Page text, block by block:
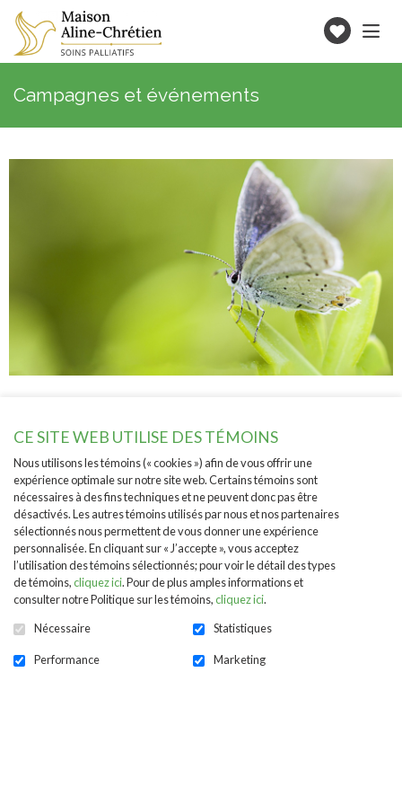
un
Toggle
Campagnes et événements
Dons généraux 2026-2027
CE SITE WEB UTILISE DES TÉMOINS
Nous utilisons les témoins (« cookies ») afin de vous offrir une
expérience optimale sur notre site web. Certains témoins sont
nécessaires à des fins techniques et ne peuvent donc pas être
désactivés. Les autres témoins utilisés par nous et nos partenaires
sélectionnés nous permettent de vous donner une expérience
personnalisée. En cliquant sur « J’accepte », vous acceptez
l’utilisation des témoins sélectionnés; pour voir le détail des types
de témoins,cliquez ici. Pour de plus amples informations et
consulter notre Politique sur les témoins,cliquez ici.
Nécessaire Statistiques
Performance Marketing